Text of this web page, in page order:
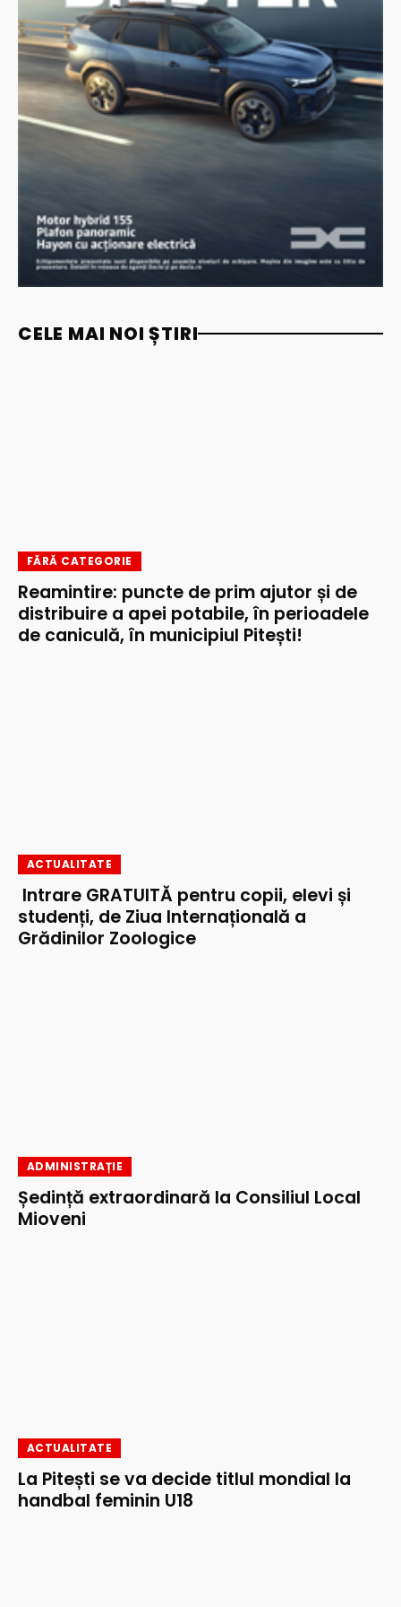
CELE MAI NOI ȘTIRI
FĂRĂ CATEGORIE
Reamintire: puncte de prim ajutor și de
distribuire a apei potabile, în perioadele
de caniculă, în municipiul Pitești!
ACTUALITATE
Intrare GRATUITĂ pentru copii, elevi și
studenți, de Ziua Internațională a
Grădinilor Zoologice
ADMINISTRAȚIE
Ședință extraordinară la Consiliul Local
Mioveni
ACTUALITATE
La Pitești se va decide titlul mondial la
handbal feminin U18